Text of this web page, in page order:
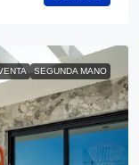
SEGUNDA MANO